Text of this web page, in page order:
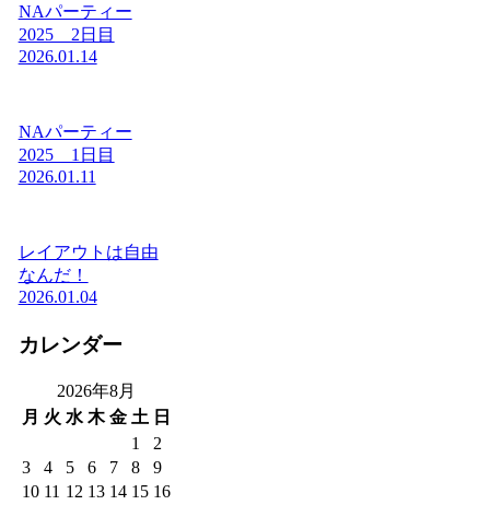
NAパーティー
2025 2日目
2026.01.14
NAパーティー
2025 1日目
2026.01.11
レイアウトは自由
なんだ！
2026.01.04
カレンダー
2026年8月
月 火 水 木 金 土 日
1
2
3
4 5 6 7 8
9
10 11 12 13 14 15 16